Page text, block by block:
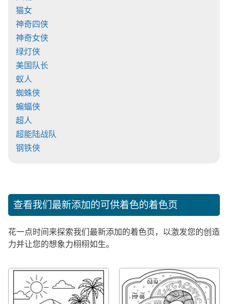
猫女
神奇四侠
神奇女侠
绿灯侠
美国队长
蚁人
蜘蛛侠
蝙蝠侠
超人
超能陆战队
钢铁侠
查看我们最新添加的可供着色的着色页
花一点时间来探索我们最新添加的着色页，以激发您的创造
力并让您的想象力栩栩如生。